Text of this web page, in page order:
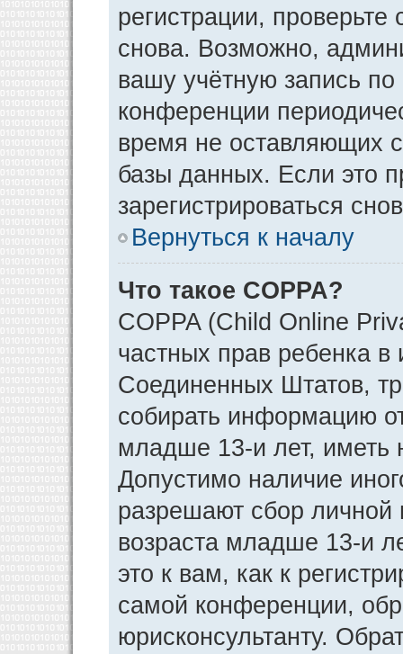
регистрации,
снова. Возможно,
вашу учётную запись
конференции
время не оставляющих
базы данных. Если это
зарегистрироваться
Вернуться к началу
Что такое COPPA?
COPPA (Child Online
частных прав ребенка в
Соединенных Штатов,
собирать информацию
младше 13-и лет, иметь
Допустимо наличие
разрешают сбор
возраста младше 13-и
это к вам, как к
самой конференции,
юрисконсультанту.